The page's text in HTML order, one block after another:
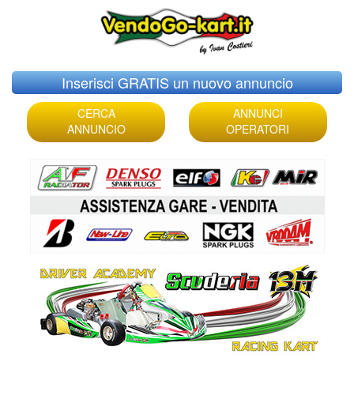
Skip
to
content
Inserisci GRATIS un nuovo annuncio
CERCA
ANNUNCIO
ANNUNCI
OPERATORI